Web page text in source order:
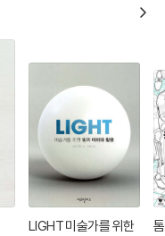
LIGHT 미술가를 위한